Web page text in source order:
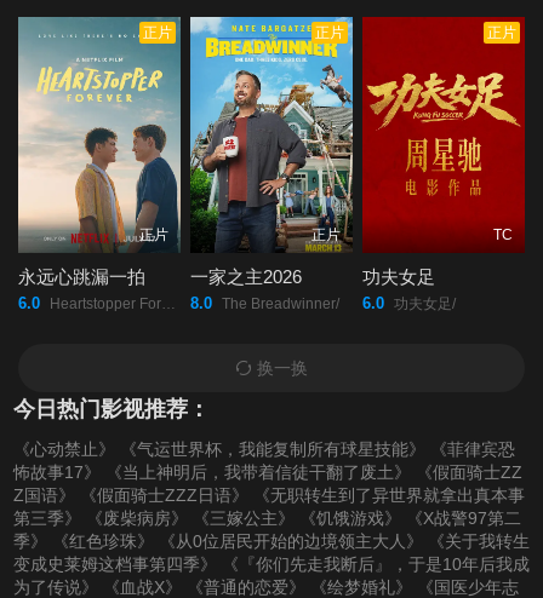
正片
正片
永远心跳漏一拍
6.0 Heartstopper Forever/
正片
正片
一家之主2026
8.0 The Breadwinner/
正片
TC
功夫女足
6.0 功夫女足/
换一换
今日热门影视推荐：
《心动禁止》 《气运世界杯，我能复制所有球星技能》
《菲律宾恐
怖故事17》
《当上神明后，我带着信徒干翻了废土》
《假面骑士ZZ
Z国语》
《假面骑士ZZZ日语》
《无职转生到了异世界就拿出真本事
第三季》
《废柴病房》 《三嫁公主》 《饥饿游戏》
《X战警97第二
季》
《红色珍珠》 《从0位居民开始的边境领主大人》
《关于我转生
变成史莱姆这档事第四季》
《『你们先走我断后』，于是10年后我成
为了传说》
《血战X》 《普通的恋爱》 《绘梦婚礼》
《国医少年志